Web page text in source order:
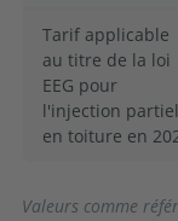
Tarif applicable
au titre de la loi
EEG pour
l'injection
en toiture en
Valeurs comme